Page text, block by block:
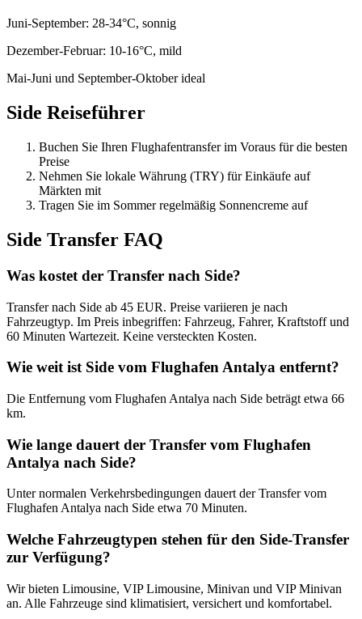
Juni-September: 28-34°C, sonnig
Dezember-Februar: 10-16°C, mild
Mai-Juni und September-Oktober ideal
Side Reiseführer
Buchen Sie Ihren Flughafentransfer im Voraus für die besten
Preise
Nehmen Sie lokale Währung (TRY) für Einkäufe auf
Märkten mit
Tragen Sie im Sommer regelmäßig Sonnencreme auf
Side Transfer FAQ
Was kostet der Transfer nach Side?
Transfer nach Side ab 45 EUR. Preise variieren je nach
Fahrzeugtyp. Im Preis inbegriffen: Fahrzeug, Fahrer, Kraftstoff und
60 Minuten Wartezeit. Keine versteckten Kosten.
Wie weit ist Side vom Flughafen Antalya entfernt?
Die Entfernung vom Flughafen Antalya nach Side beträgt etwa 66
km.
Wie lange dauert der Transfer vom Flughafen
Antalya nach Side?
Unter normalen Verkehrsbedingungen dauert der Transfer vom
Flughafen Antalya nach Side etwa 70 Minuten.
Welche Fahrzeugtypen stehen für den Side-Transfer
zur Verfügung?
Wir bieten Limousine, VIP Limousine, Minivan und VIP Minivan
an. Alle Fahrzeuge sind klimatisiert, versichert und komfortabel.